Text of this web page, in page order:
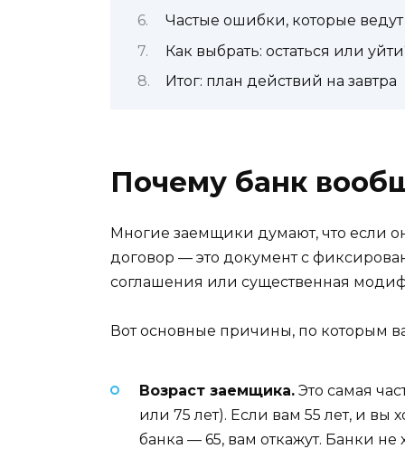
Частые ошибки, которые ведут
Как выбрать: остаться или
Итог: план действий на завтра
Почему банк
Многие заемщики думают, что если
договор — это документ с
соглашения или существенная
Вот основные причины, по которым
Возраст заемщика. Это самая
или 75 лет). Если вам 55 лет, и вы
банка — 65, вам откажут. Банки